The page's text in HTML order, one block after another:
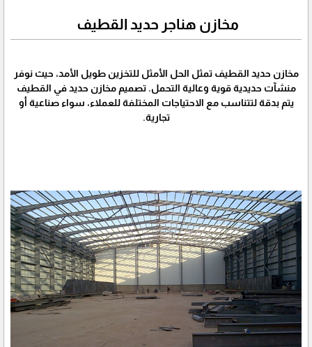
مخازن هناجر حديد القطيف
مخازن حديد القطيف تمثل الحل الأمثل للتخزين طويل الأمد، حيث نوفر
منشآت حديدية قوية وعالية التحمل. تصميم مخازن حديد في القطيف
يتم بدقة لتتناسب مع الاحتياجات المختلفة للعملاء، سواء صناعية أو
تجارية.